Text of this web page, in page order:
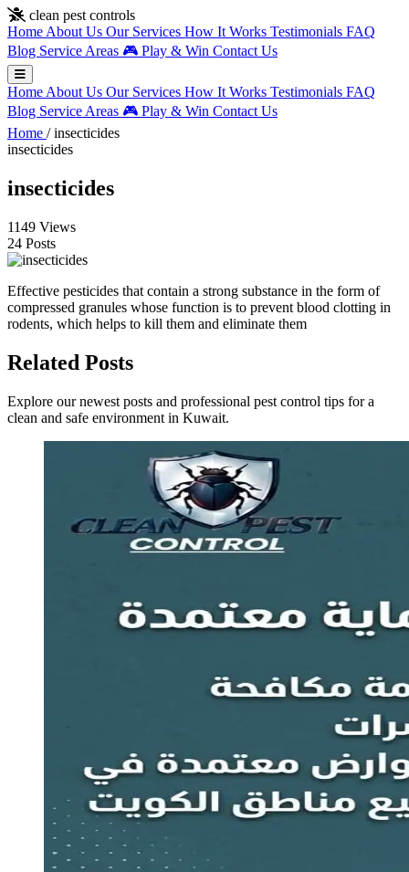
Skip to main content
clean pest controls
Home About Us Our Services How It Works Testimonials FAQ
Blog Service Areas 🎮 Play & Win Contact Us
Home About Us Our Services How It Works Testimonials FAQ
Blog Service Areas 🎮 Play & Win Contact Us
Home / insecticides
insecticides
insecticides
1149 Views
24 Posts
Effective pesticides that contain a strong substance in the form of
compressed granules whose function is to prevent blood clotting in
rodents, which helps to kill them and eliminate them
Related Posts
Explore our newest posts and professional pest control tips for a
clean and safe environment in Kuwait.